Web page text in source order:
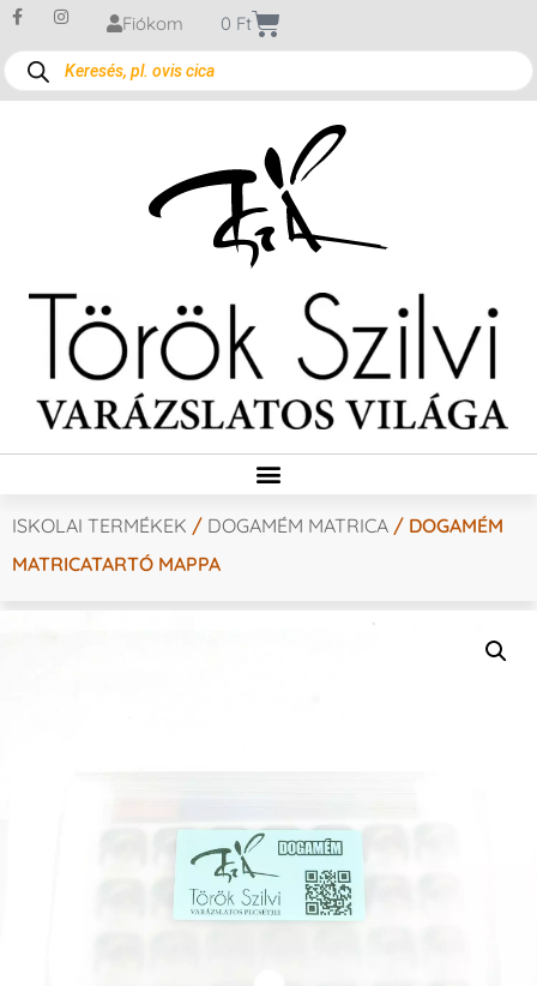
Fiókom 0 Ft
ISKOLAI TERMÉKEK / DOGAMÉM MATRICA / DOGAMÉM
MATRICATARTÓ MAPPA